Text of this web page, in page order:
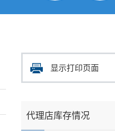
显示打印页面
代理店库存情况